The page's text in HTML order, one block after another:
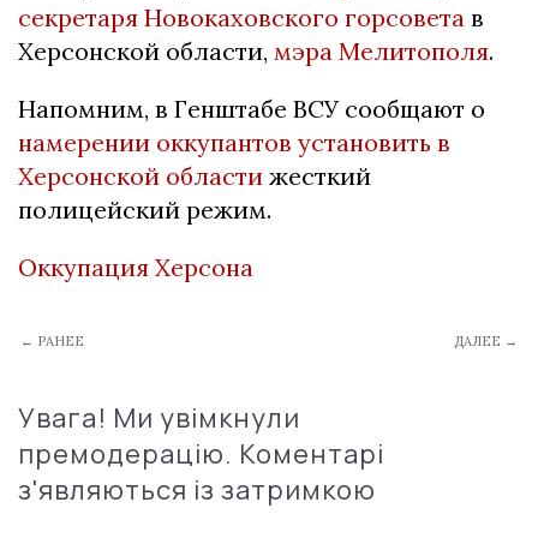
секретаря Новокаховского горсовета в
Херсонской области, мэра Мелитополя.
Напомним, в Генштабе ВСУ сообщают о
намерении оккупантов установить в
Херсонской области жесткий
полицейский режим.
Оккупация Херсона
← РАНЕЕ ДАЛЕЕ →
Увага! Ми увімкнули
премодерацію. Коментарі
з'являються із затримкою